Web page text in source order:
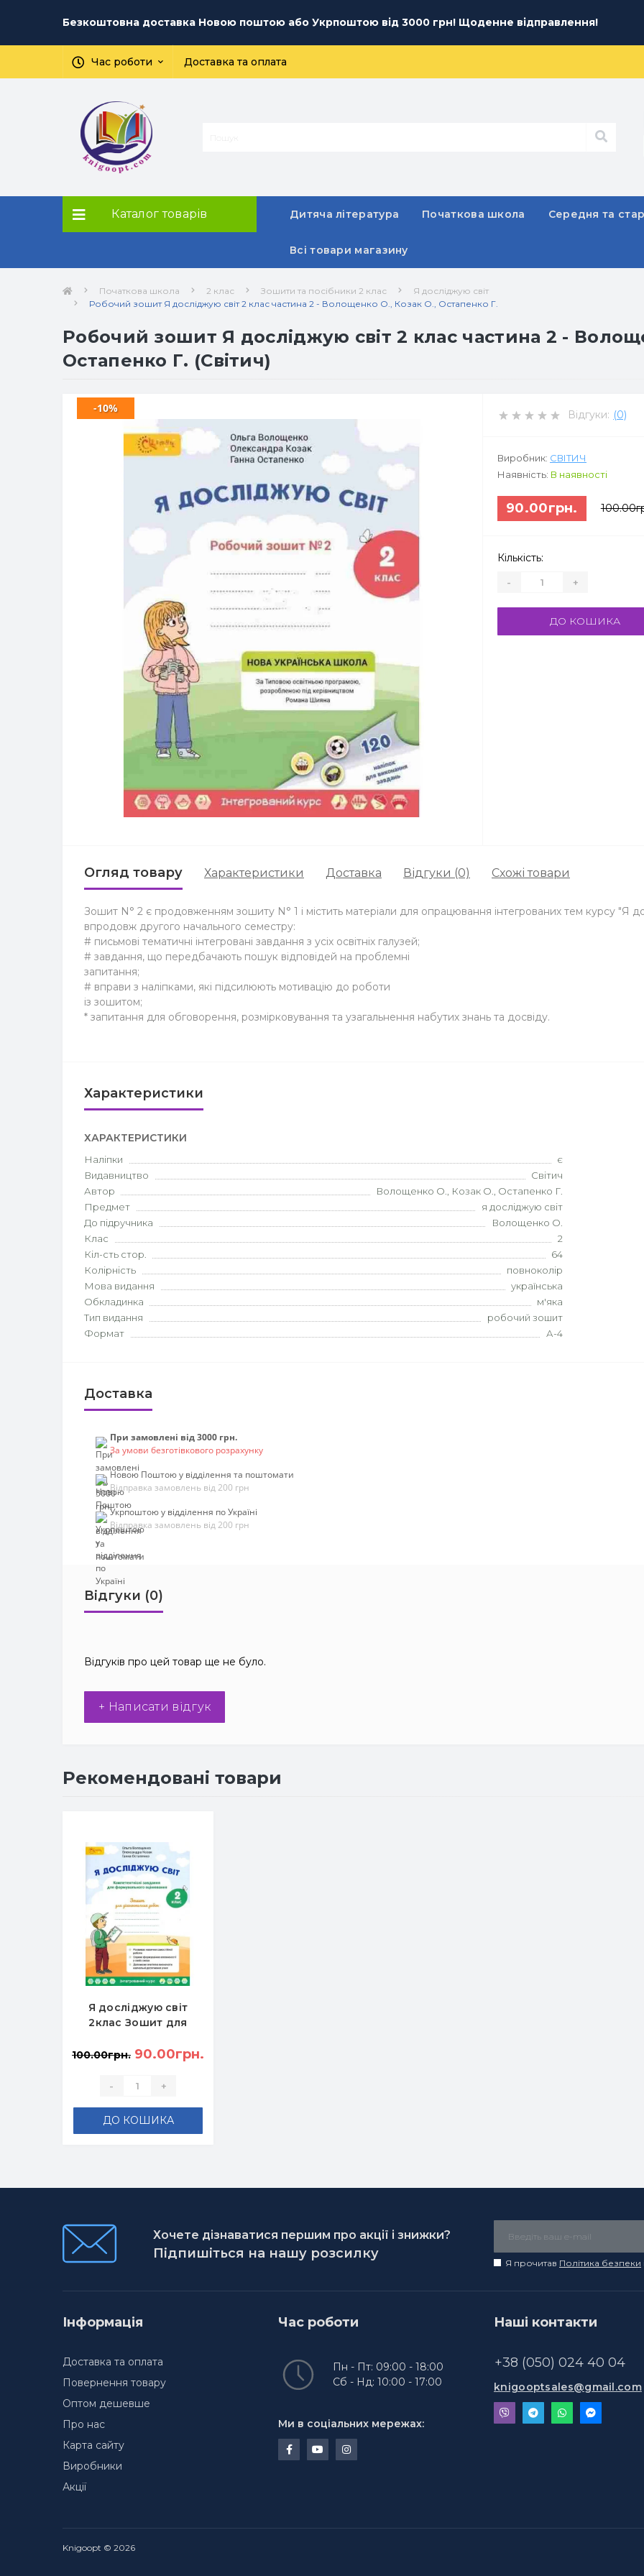
Безкоштовна доставка Новою поштою або Укрпоштою від 3000 грн! Щоденне відправлення!
Час роботи Доставка та оплата
Каталог товарів Дитяча література Початкова школа Середня та
Всі товари магазину
Початкова школа 2 клас Зошити та посібники 2 клас
Я досліджую світ
Робочий зошит Я досліджую світ 2 клас частина 2 - Волощенко О., Козак О., Остапенко Г.
Робочий зошит Я досліджую світ 2 клас частина 2 -
Остапенко Г. (Світич)
-10% Відгуки: (0)
Виробник: СВІТИЧ
Наявність: В наявності
90.00грн.
Кількість:
- +
ДО КОШИКА
Огляд товару Характеристики Доставка Відгуки (0) Схожі товари
Зошит N° 2 є продовженням зошиту N° 1 і містить матеріали для опрацювання інтегрованих тем курсу "Я
впродовж другого начального семестру:
# письмові тематичні інтегровані завдання з усіх освітніх галузей;
# завдання, що передбачають пошук відповідей на проблемні
запитання;
# вправи з наліпками, які підсилюють мотивацію до роботи
із зошитом;
* запитання для обговорення, розмірковування та узагальнення набутих знань та досвіду.
Характеристики
ХАРАКТЕРИСТИКИ
Наліпки
є
Видавництво
Світич
Автор
Волощенко О., Козак О., Остапенко Г.
Предмет
я досліджую світ
До підручника
Волощенко О.
Клас
2
Кіл-сть стор.
64
Колірність
повноколір
Мова видання
українська
Обкладинка
м'яка
Тип видання
робочий зошит
Формат
А-4
Доставка
При замовлені від 3000 грн.
За умови безготівкового розрахунку
Новою Поштою у відділення та поштомати
Відправка замовлень від 200 грн
Укрпоштою у відділення по Україні
Відправка замовлень від 200 грн
Відгуки (0)
Відгуків про цей товар ще не було.
+ Написати відгук
Рекомендовані товари
Я досліджую світ
2клас Зошит для
робіт.
завдання для
оцінювання -
Волощенко О., Козак
100.00грн. 90.00грн.
- +
ДО КОШИКА
Хочете дізнаватися першим про акції і знижки?
Підпишіться на нашу розсилку
Я прочитав Політика безпеки
Інформація
Доставка та оплата
Повернення товару
Оптом дешевше
Про нас
Карта сайту
Виробники
Акції
Час роботи
Пн - Пт: 09:00 - 18:00
Сб - Нд: 10:00 - 17:00
Ми в соціальних мережах:
Наші контакти
+38 (050) 024 40 04
knigooptsales@gmail.com
Knigoopt © 2026